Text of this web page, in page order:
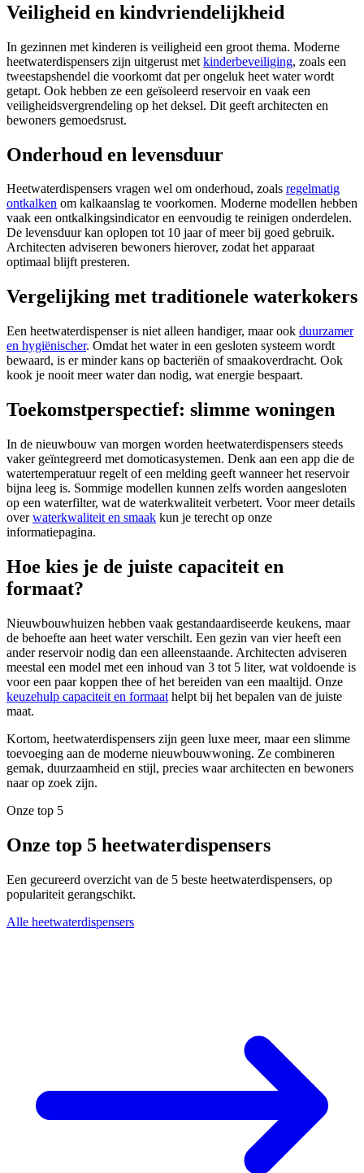
Veiligheid en kindvriendelijkheid
In gezinnen met kinderen is veiligheid een groot thema. Moderne
heetwaterdispensers zijn uitgerust met kinderbeveiliging, zoals een
tweestapshendel die voorkomt dat per ongeluk heet water wordt
getapt. Ook hebben ze een geïsoleerd reservoir en vaak een
veiligheidsvergrendeling op het deksel. Dit geeft architecten en
bewoners gemoedsrust.
Onderhoud en levensduur
Heetwaterdispensers vragen wel om onderhoud, zoals regelmatig
ontkalken om kalkaanslag te voorkomen. Moderne modellen hebben
vaak een ontkalkingsindicator en eenvoudig te reinigen onderdelen.
De levensduur kan oplopen tot 10 jaar of meer bij goed gebruik.
Architecten adviseren bewoners hierover, zodat het apparaat
optimaal blijft presteren.
Vergelijking met traditionele waterkokers
Een heetwaterdispenser is niet alleen handiger, maar ook duurzamer
en hygiënischer. Omdat het water in een gesloten systeem wordt
bewaard, is er minder kans op bacteriën of smaakoverdracht. Ook
kook je nooit meer water dan nodig, wat energie bespaart.
Toekomstperspectief: slimme woningen
In de nieuwbouw van morgen worden heetwaterdispensers steeds
vaker geïntegreerd met domoticasystemen. Denk aan een app die de
watertemperatuur regelt of een melding geeft wanneer het reservoir
bijna leeg is. Sommige modellen kunnen zelfs worden aangesloten
op een waterfilter, wat de waterkwaliteit verbetert. Voor meer details
overwaterkwaliteit en smaak kun je terecht op onze
informatiepagina.
Hoe kies je de juiste capaciteit en
formaat?
Nieuwbouwhuizen hebben vaak gestandaardiseerde keukens, maar
de behoefte aan heet water verschilt. Een gezin van vier heeft een
ander reservoir nodig dan een alleenstaande. Architecten adviseren
meestal een model met een inhoud van 3 tot 5 liter, wat voldoende is
voor een paar koppen thee of het bereiden van een maaltijd. Onze
keuzehulp capaciteit en formaat helpt bij het bepalen van de juiste
maat.
Kortom, heetwaterdispensers zijn geen luxe meer, maar een slimme
toevoeging aan de moderne nieuwbouwwoning. Ze combineren
gemak, duurzaamheid en stijl, precies waar architecten en bewoners
naar op zoek zijn.
Onze top 5
Onze top 5 heetwaterdispensers
Een gecureerd overzicht van de 5 beste heetwaterdispensers, op
populariteit gerangschikt.
Alle heetwaterdispensers